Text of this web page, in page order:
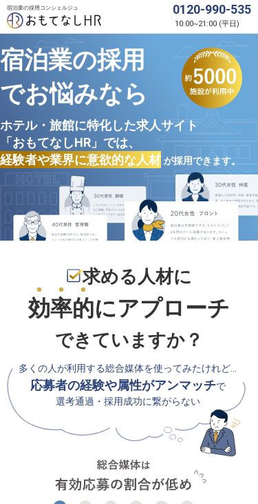
宿泊業の採用コンシェルジュ 0120-990-535
10:00~21:00 (平日)
宿泊業の採用
でお悩みなら
ホテル・旅館に特化した求人サイト
「おもてなしHR」では、
経験者や業界に意欲的な人材 が採用できます。
求める人材に
効率的にアプローチ
できていますか？
多くの人が利用する総合媒体を使ってみたけれど…
応募者の経験や属性がアンマッチで
選考通過・採用成功に繋がらない